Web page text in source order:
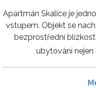
Apartmán Skalice je
vstupem. Objekt se
bezprostřední
ubytování nejen